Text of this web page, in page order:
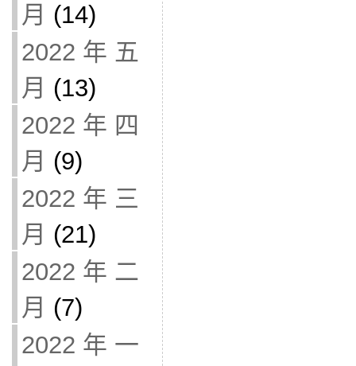
月 (14)
2022 年 五
月 (13)
2022 年 四
月 (9)
2022 年 三
月 (21)
2022 年 二
月 (7)
2022 年 一